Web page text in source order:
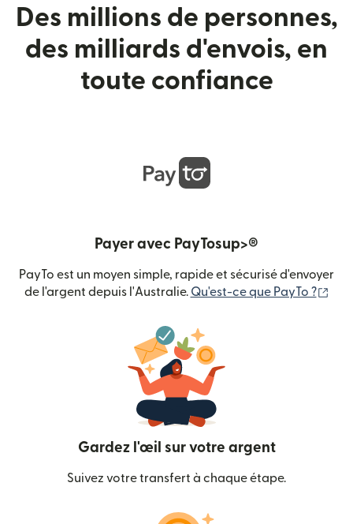
Des millions de personnes,
des milliards d'envois, en
toute confiance
Payer avec PayTosup>®
PayTo est un moyen simple, rapide et sécurisé d'envoyer
de l'argent depuis l'Australie. Qu'est-ce que PayTo ?
Gardez l'œil sur votre argent
Suivez votre transfert à chaque étape.